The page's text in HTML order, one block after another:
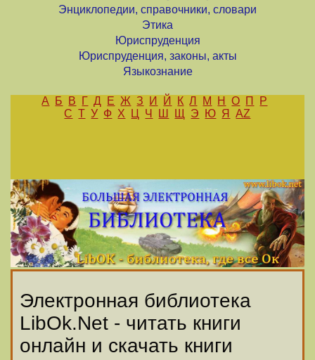
Энциклопедии, справочники, словари
Этика
Юриспруденция
Юриспруденция, законы, акты
Языкознание
А Б В Г Д Е Ж З И Й К Л М Н О П
Р
С Т У Ф Х Ц Ч Ш Щ Э Ю Я AZ
Электронная библиотека
LibOk.Net - читать книги
онлайн и скачать книги